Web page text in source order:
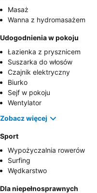
Masaż
Wanna z hydromasażem
Udogodnienia w pokoju
Łazienka z prysznicem
Suszarka do włosów
Czajnik elektryczny
Biurko
Sejf w pokoju
Wentylator
Zobacz więcej
Sport
Wypożyczalnia rowerów
Surfing
Wędkarstwo
Dla niepełnosprawnych